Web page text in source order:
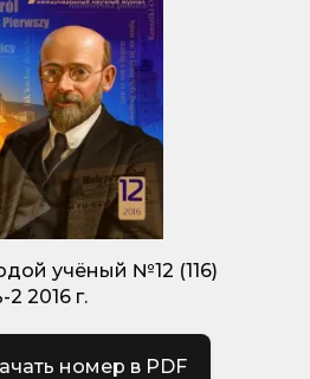
учёный №12 (116)
2016 г.
номер в PDF